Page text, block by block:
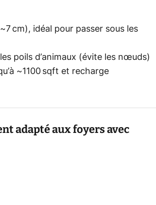
cm), idéal pour passer sous les
poils d’animaux (évite les nœuds)
~1100 sqft et recharge
adapté aux foyers avec